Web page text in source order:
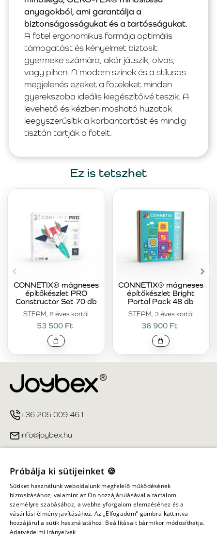
anyagokból, ami garantálja a
biztonságosságukat és a tartósságukat.
A fotel ergonomikus formája optimális
támogatást és kényelmet biztosít
gyermeke számára, akár játszik, olvas,
vagy pihen. A modern színek és a stílusos
megjelenés ezeket a foteleket minden
gyerekszoba ideális kiegészítőivé teszik. A
levehető és kézben mosható huzatok
leegyszerűsítik a karbantartást és mindig
tisztán tartják a fotelt.
Ez is tetszhet
STEAM, 8 éves kortól
CONNETIX® mágneses
építőkészlet PRO
Constructor Set 70 db
53 500 Ft
STEAM, 3 éves kortól
CONNETIX® mágneses
építőkészlet Bright
Portal Pack 48 db
36 900 Ft
+36 205 009 461
info@joybex.hu
Fiókom
Információ
Próbálja ki sütijeinket 🍪
Sütiket használunk weboldalunk megfelelő működésének
biztosításához, valamint az Ön hozzájárulásával a tartalom
személyre szabásához, a webhelyforgalom elemzéséhez és a
vásárlási élmény javításához. Az „Elfogadom” gombra kattintva
hozzájárul a sütik használatához. Beállításait bármikor módosíthatja.
Adatvédelmi irányelvek